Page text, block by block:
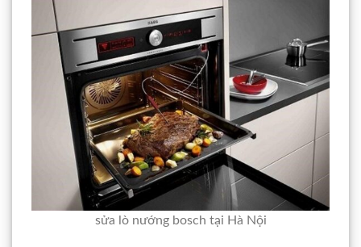
sửa lò nướng bosch tại Hà Nội